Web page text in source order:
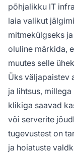
põhjalikku IT
laia valikut
mitmekülgseks
oluline märkida,
muutes selle
Üks väljapaistev
ja lihtsus,
klikiga saavad
või serverite
tugevustest on
ja hoiatuste